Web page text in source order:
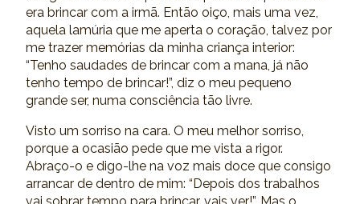
era brincar com a irmã. Então oiço, mais uma vez,
aquela lamúria que me aperta o coração, talvez por
me trazer memórias da minha criança interior:
“Tenho saudades de brincar com a mana, já não
tenho tempo de brincar!”, diz o meu pequeno
grande ser, numa consciência tão livre.
Visto um sorriso na cara. O meu melhor sorriso,
porque a ocasião pede que me vista a rigor.
Abraço-o e digo-lhe na voz mais doce que consigo
arrancar de dentro de mim: “Depois dos trabalhos